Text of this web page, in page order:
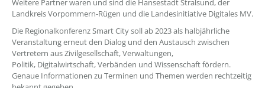
Weitere Partner waren und sind die Hansestadt Stralsund, der
Landkreis Vorpommern-Rügen und die Landesinitiative Digitales MV.
Die Regionalkonferenz Smart City soll ab 2023 als halbjährliche
Veranstaltung erneut den Dialog und den Austausch zwischen
Vertretern aus Zivilgesellschaft, Verwaltungen,
Politik, Digitalwirtschaft, Verbänden und Wissenschaft fördern.
Genaue Informationen zu Terminen und Themen werden rechtzeitig